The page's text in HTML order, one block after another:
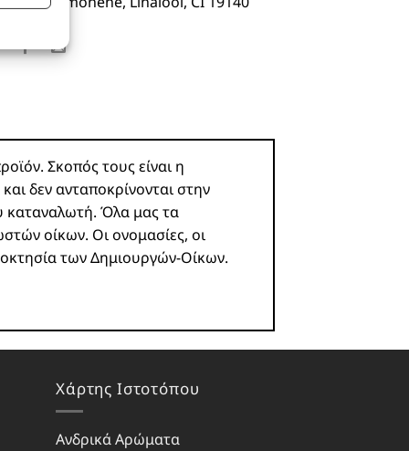
Σκοπός τους είναι η
δεν ανταποκρίνονται στην
καταναλωτή. Όλα μας τα
οίκων. Οι ονομασίες, οι
των Δημιουργών-Οίκων.
Χάρτης Ιστοτόπου
Ανδρικά Αρώματα